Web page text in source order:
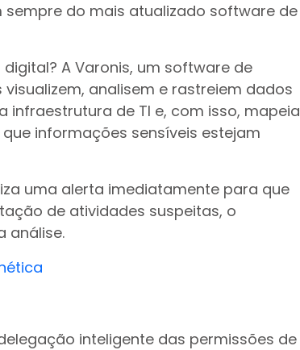
do mais atualizado software de
A Varonis, um software de
analisem e rastreiem dados
infraestrutura de TI e, com isso, mapeia
informações sensíveis estejam
uma alerta imediatamente para que
de atividades suspeitas, o
análise.
inteligente das permissões de